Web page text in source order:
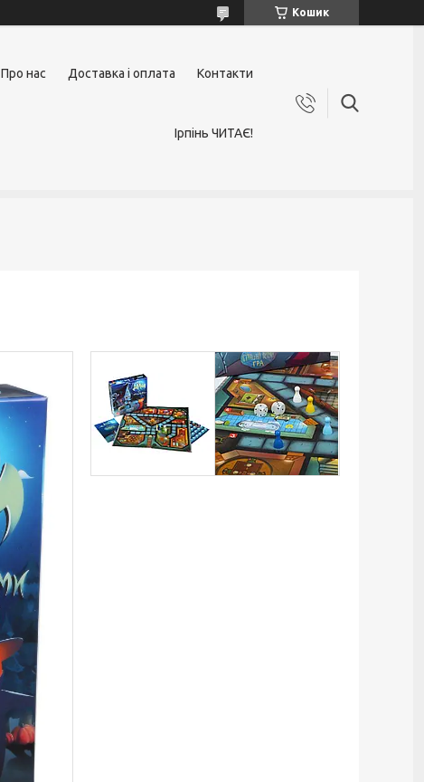
Кошик
Про нас Доставка і оплата Контакти
Ірпінь ЧИТАЄ!